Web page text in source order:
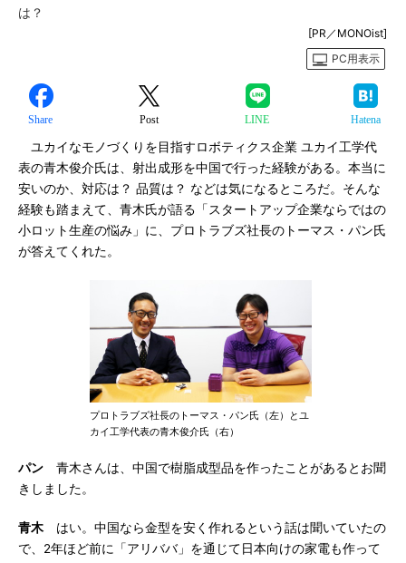
は？
[PR／MONOist]
PC用表示
Share Post LINE Hatena
ユカイなモノづくりを目指すロボティクス企業 ユカイ工学代
表の青木俊介氏は、射出成形を中国で行った経験がある。本当に
安いのか、対応は？ 品質は？ などは気になるところだ。そんな
経験も踏まえて、青木氏が語る「スタートアップ企業ならではの
小ロット生産の悩み」に、プロトラブズ社長のトーマス・パン氏
が答えてくれた。
プロトラブズ社長のトーマス・パン氏（左）とユ
カイ工学代表の青木俊介氏（右）
パン 青木さんは、中国で樹脂成型品を作ったことがあるとお聞
きしました。
青木 はい。中国なら金型を安く作れるという話は聞いていたの
で、2年ほど前に「アリババ」を通じて日本向けの家電も作って